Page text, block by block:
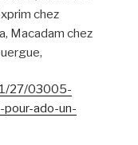
chez
Macadam chez
27/03005-
ado-un-